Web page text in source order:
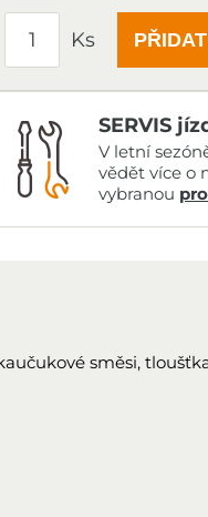
Ks
SERVIS
V letní
vědět více o
vybranou
směsi,